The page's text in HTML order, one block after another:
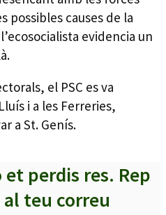
possibles causes de la
evidencia un
el PSC es va
i a les Ferreries,
a St. Genís.
et perdis res. Rep
teu correu